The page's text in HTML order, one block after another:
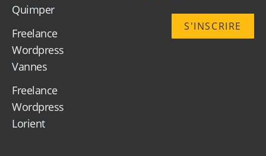
Quimper
Freelance
Wordpress
Vannes
Freelance
Wordpress
Lorient
S'INSCRIRE